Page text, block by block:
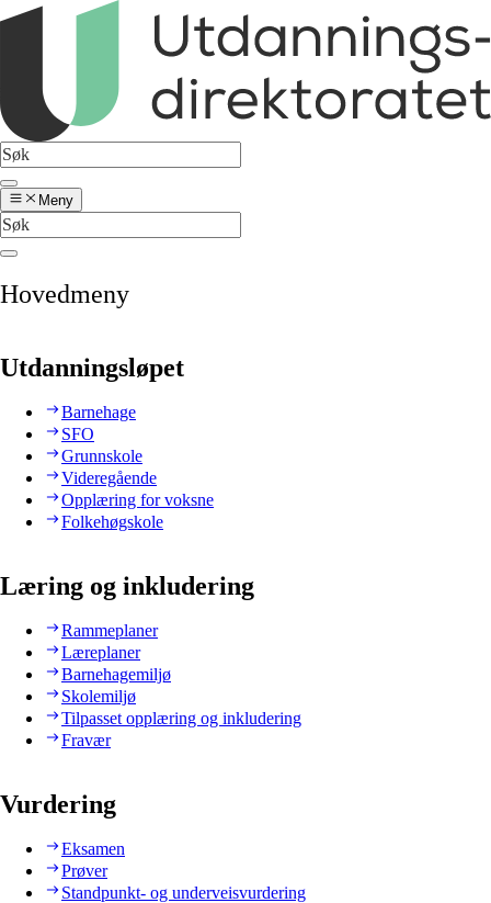
Meny
Hovedmeny
Utdanningsløpet
Barnehage
SFO
Grunnskole
Videregående
Opplæring for voksne
Folkehøgskole
Læring og inkludering
Rammeplaner
Læreplaner
Barnehagemiljø
Skolemiljø
Tilpasset opplæring og inkludering
Fravær
Vurdering
Eksamen
Prøver
Standpunkt- og underveisvurdering